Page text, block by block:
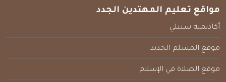
مواقع تعليم المهتدين الجدد
أكاديمية سبيلي
موقع المسلم الجديد
موقع الصلاة في الإسلام